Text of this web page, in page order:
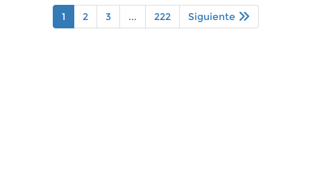
1 2 3 ... 222 Siguiente